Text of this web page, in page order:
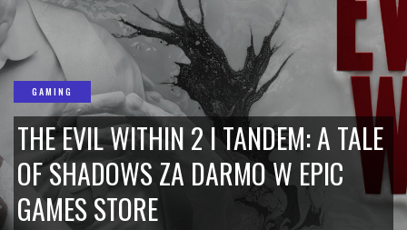
GAMING
THE EVIL WITHIN 2 I TANDEM: A TALE
OF SHADOWS ZA DARMO W EPIC
GAMES STORE